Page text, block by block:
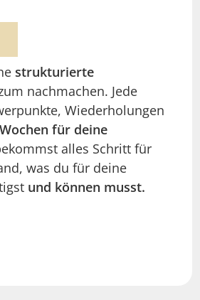
strukturierte
nachmachen. Jede
Wiederholungen
für deine
alles Schritt für
was du für deine
und können musst.